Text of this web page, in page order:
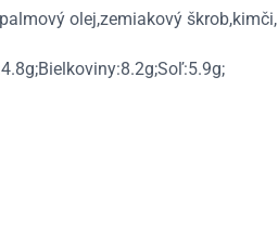
olej,zemiakový škrob,kimči,